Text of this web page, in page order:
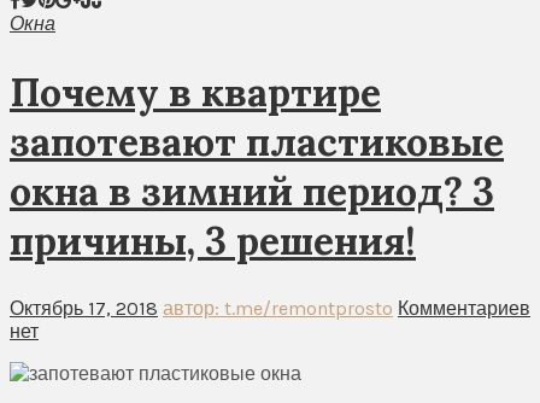
Окна
Почему в квартире
запотевают пластиковые
окна в зимний период? 3
причины, 3 решения!
Октябрь 17, 2018 автор: t.me/remontprosto Комментариев
нет